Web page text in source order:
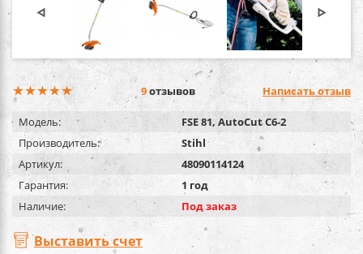
9отзывов Написать отзыв
Модель:
FSE 81, AutoCut C6-2
Производитель:
Stihl
Артикул:
48090114124
Гарантия:
1 год
Наличие:
Под заказ
Выставить счет